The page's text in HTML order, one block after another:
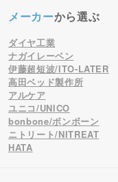
メーカーから選ぶ
ダイヤ工業
ナガイレーベン
伊藤超短波/ITO-LATER
高田ベッド製作所
アルケア
ユニコ/UNICO
bonbone/ボンボーン
ニトリート/NITREAT
HATA